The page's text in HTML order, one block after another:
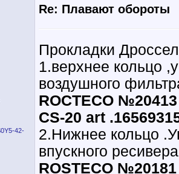
42-
Re: Плавают обороты
Прокладки
1.верхнее кольцо
воздушного
ROCTECO №20413
CS-20 art
2.Нижнее кольцо
впускного
ROSTECO №20181